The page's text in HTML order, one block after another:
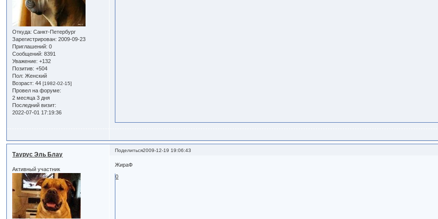
Откуда: Санкт-Петербург
Зарегистрирован: 2009-09-23
Приглашений: 0
Сообщений: 8391
Уважение: +132
Позитив: +504
Пол: Женский
Возраст: 44[1982-02-15]
Провел на форуме:
2 месяца 3 дня
Последний визит:
2022-07-01 17:19:36
Поделиться2009-12-19 19:06:43
Таурус Эль Блау
Активный участник
ЖираФ
0